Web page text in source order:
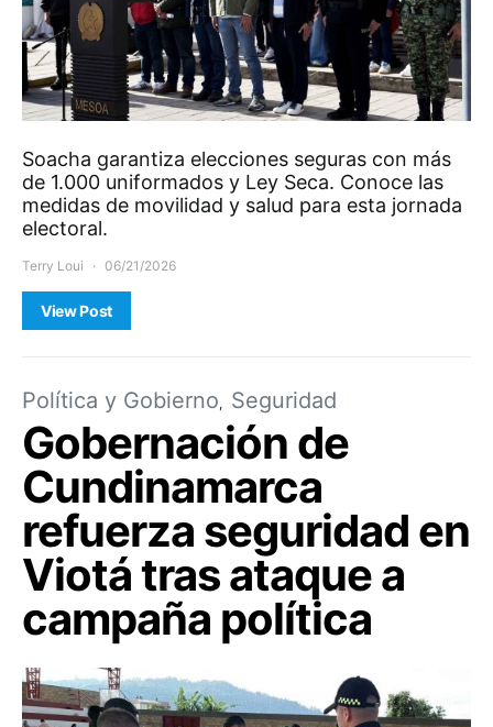
Soacha garantiza elecciones seguras con más
de 1.000 uniformados y Ley Seca. Conoce las
medidas de movilidad y salud para esta jornada
electoral.
Terry Loui 06/21/2026
View Post
Política y Gobierno Seguridad
Gobernación de
Cundinamarca
refuerza seguridad en
Viotá tras ataque a
campaña política